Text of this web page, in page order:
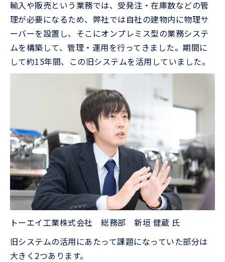
輸入や販売という業務では、受発注・在庫数などの管
理が必要になるため、弊社では自社の建物内に物理サ
ーバーを設置し、そこにオンプレミス型の業務システ
ムを構築して、管理・運用を行ってきました。期間に
して約15年間、この旧システムを活用していました。
トーエイ工業株式会社 総務部 新垣 健蔵 氏
旧システムの活用にあたって課題になっていた部分は
大きく2つあります。